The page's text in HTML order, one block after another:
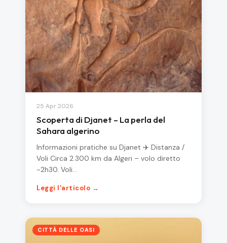
25 Apr 2026
Scoperta di Djanet – La perla del
Sahara algerino
Informazioni pratiche su Djanet ✈️ Distanza /
Voli Circa 2.300 km da Algeri – volo diretto
~2h30. Voli…
Leggi l'articolo →
CITTÀ DELLE OASI